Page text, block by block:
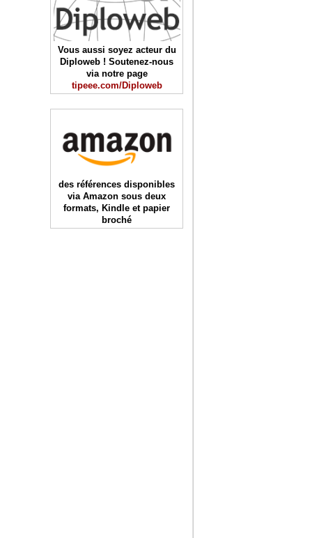
Vous aussi soyez acteur du
Diploweb ! Soutenez-nous
via notre page
tipeee.com/Diploweb
des références disponibles
via Amazon sous deux
formats, Kindle et papier
broché